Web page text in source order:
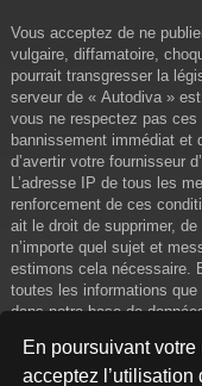
En poursuivant
acceptez
Vous acceptez de ne
vulgaire, diffamatoire,
pourrait transgresser la
serveur de « Autodiva »
vous ne respectez pas
bannissement immédiat et
d’avertir votre fournisseur
L’adresse IP de tous les
renforcement de ces
ait le droit de supprimer,
n’importe quel sujet et
estimons cela nécessaire.
toutes les informations
dans notre base de
diffusées à une tierce
phpBB, ne pourront être
de piratage informatique